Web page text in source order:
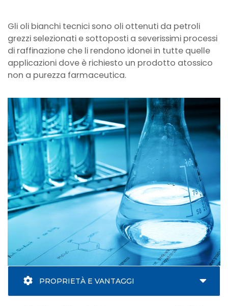
Gli oli bianchi tecnici sono oli ottenuti da petroli
grezzi selezionati e sottoposti a severissimi processi
di raffinazione che li rendono idonei in tutte quelle
applicazioni dove è richiesto un prodotto atossico
non a purezza farmaceutica.
PROPRIETÀ E VANTAGGI